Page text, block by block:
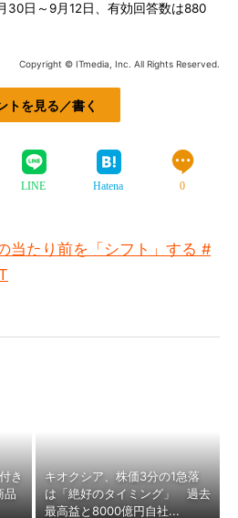
30日～9月12日、有効回答数は880
Copyright © ITmedia, Inc. All Rights Reserved.
トを見る／書く
LINE Hatena 0
当たり前を「シフト」する #
き
品
キオクシア、株価3分の1急落
は「絶好のタイミング」 過去
最高益と8000億円自社...